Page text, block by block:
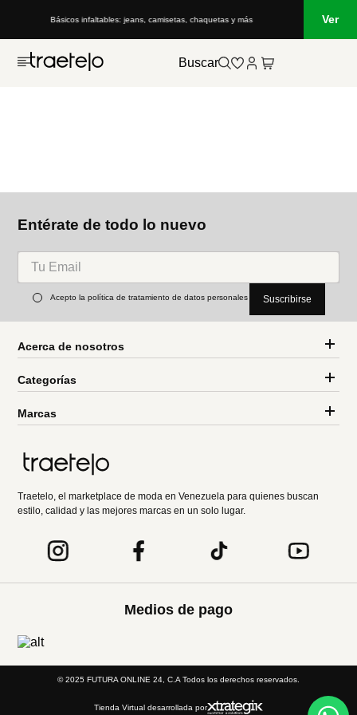
Básicos infaltables: jeans, camisetas, chaquetas y más Ver
Buscar
Entérate de todo lo nuevo
Acepto la política de tratamiento de datos personales Suscribirse
Acerca de nosotros
Categorías
Marcas
Traetelo, el marketplace de moda en Venezuela para quienes buscan
estilo, calidad y las mejores marcas en un solo lugar.
Medios de pago
© 2025 FUTURA ONLINE 24, C.A Todos los derechos reservados.
Tienda Virtual desarrollada por